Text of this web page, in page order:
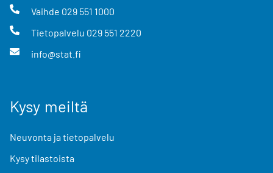
Vaihde 029 551 1000
Tietopalvelu 029 551 2220
info@stat.fi
Kysy meiltä
Neuvonta ja tietopalvelu
Kysy tilastoista